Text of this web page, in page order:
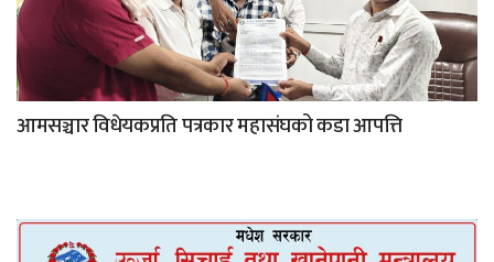
आमसञ्चार विधेयकप्रति पत्रकार महासंघको कडा आपत्ति